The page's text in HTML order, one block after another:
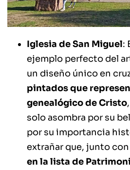
Iglesia de San Miguel:
ejemplo perfecto del
un diseño único en
pintados que
genealógico de Cristo
solo asombra por su
por su importancia
extrañar que, junto
en la lista de